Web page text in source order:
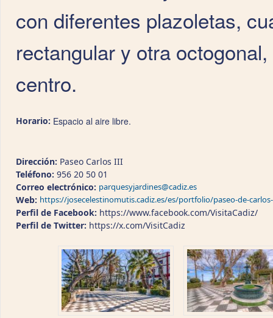
con diferentes plazoletas,
rectangular y otra
centro.
Horario: Espacio al aire libre.
Dirección: Paseo Carlos III
Teléfono: 956 20 50 01
Correo electrónico: parquesyjardines@cadiz.es
Web: https://josecelestinomutis.cadiz.es/es/portfolio/paseo-de-
Perfil de Facebook: https://www.facebook.com/VisitaCadiz/
Perfil de Twitter: https://x.com/VisitCadiz